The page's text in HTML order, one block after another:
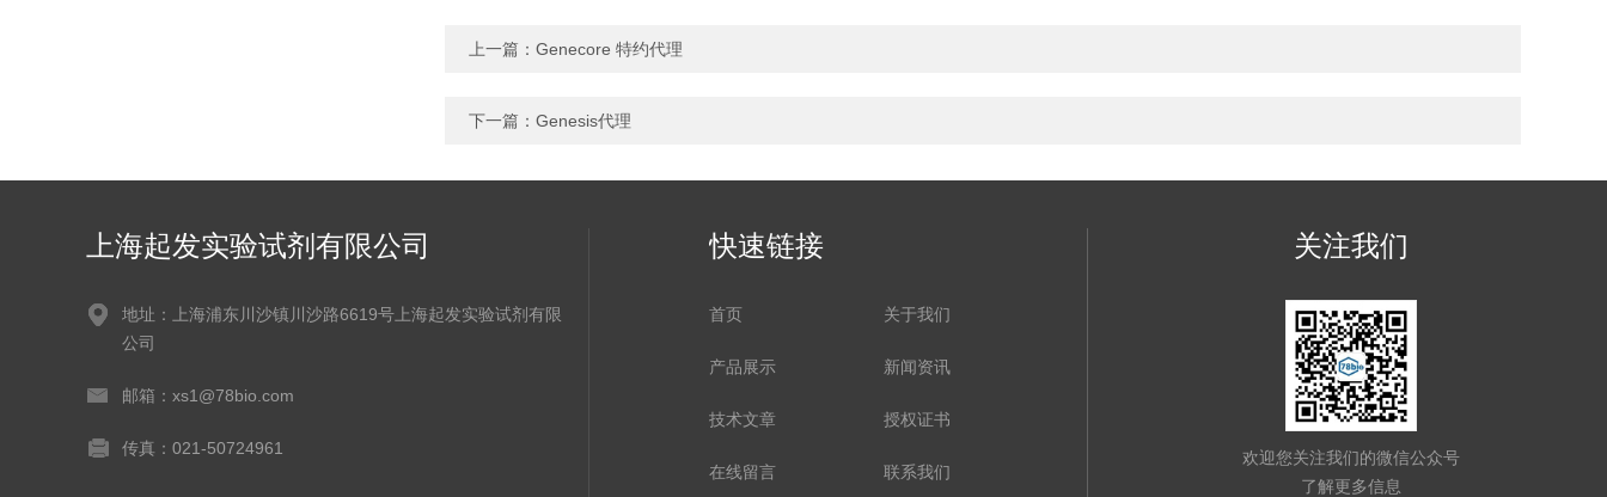
上一篇： Genecore 特约代理
下一篇： Genesis代理
上海起发实验试剂有限公司
地址：上海浦东川沙镇川沙路6619号上海起发实验试剂有限
公司
邮箱：xs1@78bio.com
传真：021-50724961
快速链接
首页 关于我们
产品展示 新闻资讯
技术文章 授权证书
在线留言 联系我们
关注我们
欢迎您关注我们的微信公众号
了解更多信息